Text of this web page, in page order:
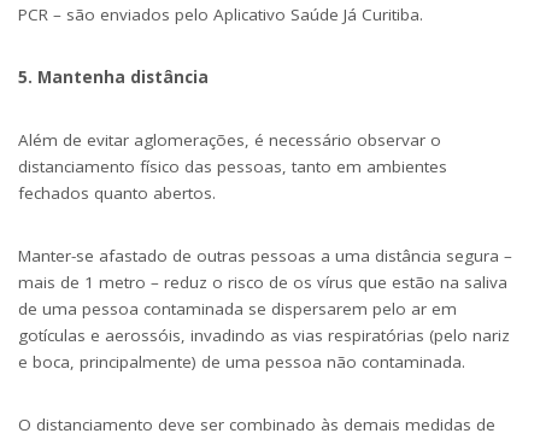
PCR – são enviados pelo Aplicativo Saúde Já Curitiba.
5. Mantenha distância
Além de evitar aglomerações, é necessário observar o
distanciamento físico das pessoas, tanto em ambientes
fechados quanto abertos.
Manter-se afastado de outras pessoas a uma distância segura –
mais de 1 metro – reduz o risco de os vírus que estão na saliva
de uma pessoa contaminada se dispersarem pelo ar em
gotículas e aerossóis, invadindo as vias respiratórias (pelo nariz
e boca, principalmente) de uma pessoa não contaminada.
O distanciamento deve ser combinado às demais medidas de